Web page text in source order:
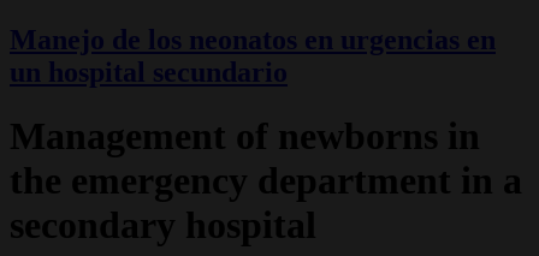
Manejo de los neonatos en urgencias en
un hospital secundario
Management of newborns in
the emergency department in a
secondary hospital